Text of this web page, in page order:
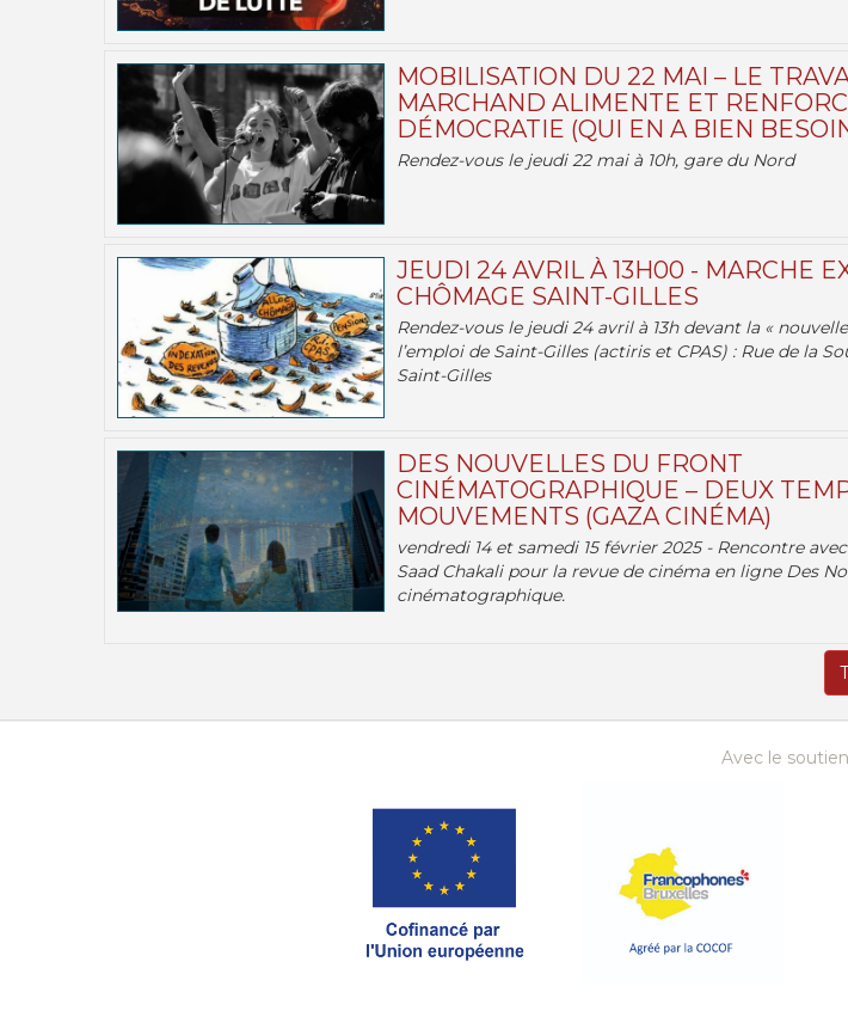
MOBILISATION DU 22 MAI – LE
MARCHAND ALIMENTE ET
DÉMOCRATIE (QUI EN A BIEN
Rendez-vous le jeudi 22 mai à 10h, gare du Nord
JEUDI 24 AVRIL À 13H00 - MARCHE
CHÔMAGE SAINT-GILLES
Rendez-vous le jeudi 24 avril à 13h devant la «
l’emploi de Saint-Gilles (actiris et CPAS) : Rue de la
Saint-Gilles
DES NOUVELLES DU FRONT
CINÉMATOGRAPHIQUE – DEUX
MOUVEMENTS (GAZA CINÉMA)
vendredi 14 et samedi 15 février 2025 - Rencontre
Saad Chakali pour la revue de cinéma en ligne Des
cinématographique.
Avec le